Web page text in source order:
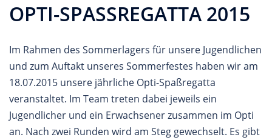
OPTI-SPASSREGATTA 2015
Im Rahmen des Sommerlagers für unsere Jugendlichen
und zum Auftakt unseres Sommerfestes haben wir am
18.07.2015 unsere jährliche Opti-Spaßregatta
veranstaltet. Im Team treten dabei jeweils ein
Jugendlicher und ein Erwachsener zusammen im Opti
an. Nach zwei Runden wird am Steg gewechselt. Es gibt